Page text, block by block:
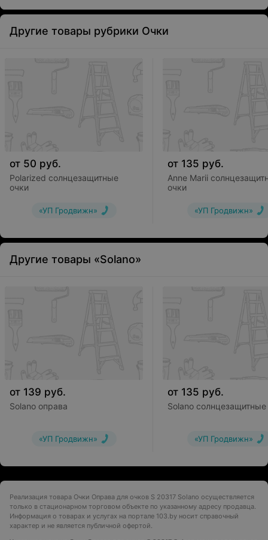
Другие товары рубрики Очки
от 50 руб.
Polarized солнцезащитные
очки
«УП Гродвижн»
от 135 руб.
Anne Marii
очки
«УП Гродвижн»
Другие товары «Solano»
от 139 руб.
Solano оправа
«УП Гродвижн»
от 135 руб.
Solano солнцезащитные
«УП Гродвижн»
Реализация товара Очки Оправа для очков S 20317 Solano осуществляется
только в стационарном торговом объекте по указанному адресу продавца.
Информация о товарах и услугах на портале 103.by носит справочный
характер и не является публичной офертой.